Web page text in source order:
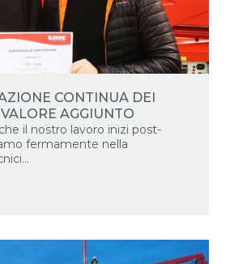
CONTINUA DEI
AGGIUNTO
il nostro lavoro inizi post-
fermamente nella